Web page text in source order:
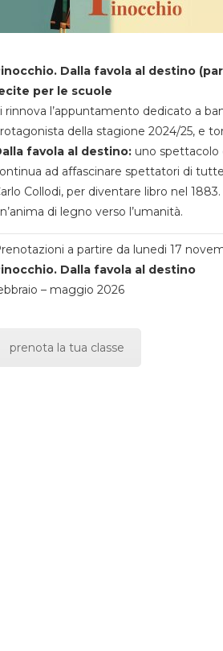
Dalla favola al destino
per le scuole
rinnova l’appuntamento dedicato a
della stagione 2024/25, e
favola al destino:uno spettacolo
ad affascinare spettatori di
Collodi, per diventare libro nel
di legno verso l’umanità.
a partire da lunedi 17
Dalla favola al destino
– maggio 2026
prenota la tua classe